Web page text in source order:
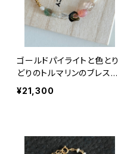
ゴールドパイライトと色とり
どりのトルマリンのブレスレ
ット【Kauaʻi collection】
¥21,300